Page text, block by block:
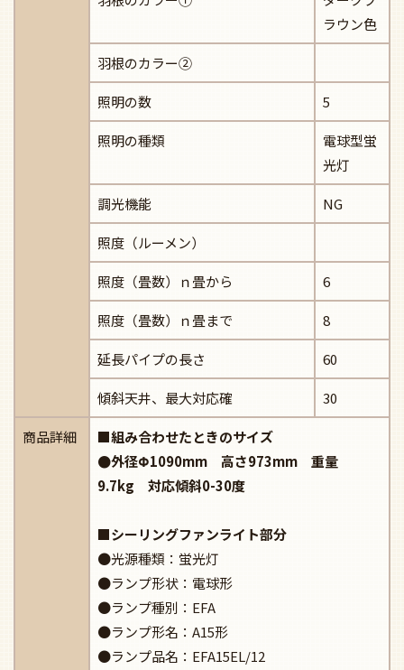
ラウン色
羽根のカラー②
照明の数 5
照明の種類
電球型蛍
光灯
調光機能 NG
照度（ルーメン）
照度（畳数）ｎ畳から 6
照度（畳数）ｎ畳まで 8
延長パイプの長さ 60
傾斜天井、最大対応確 30
商品詳細
■組み合わせたときのサイズ
●外径Φ1090mm 高さ973mm 重量
9.7kg 対応傾斜0-30度
■シーリングファンライト部分
●光源種類：蛍光灯
●ランプ形状：電球形
●ランプ種別：EFA
●ランプ形名：A15形
●ランプ品名：EFA15EL/12